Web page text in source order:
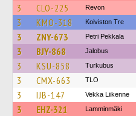
3 CLO-225 Revon
3 KMO-318 Koiviston Tre
3 ZNY-673 Petri Pekkala
3 BJY-868 Jalobus
3 KSU-858 Turkubus
3 CMX-663 TLO
3 IJB-147 Vekka Liikenne
3 EHZ-321 Lamminmäki